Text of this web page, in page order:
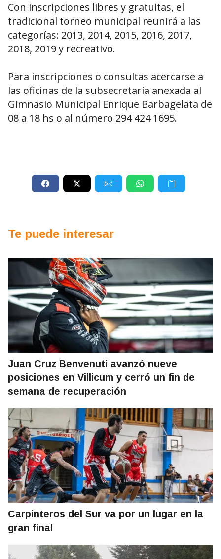
Con inscripciones libres y gratuitas, el
tradicional torneo municipal reunirá a las
categorías: 2013, 2014, 2015, 2016, 2017,
2018, 2019 y recreativo.
Para inscripciones o consultas acercarse a
las oficinas de la subsecretaría anexada al
Gimnasio Municipal Enrique Barbagelata de
08 a 18 hs o al número 294 424 1695.
Te puede interesar
Juan Cruz Benvenuti avanzó nueve
posiciones en Villicum y cerró un fin de
semana de recuperación
Carpinteros del Sur va por un lugar en la
gran final